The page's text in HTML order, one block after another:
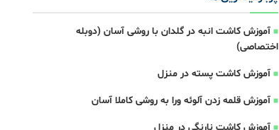
آموزش کاشت انبه در گلدان با روشی آسان (دوبله
اختصاصی)
آموزش کاشت پسته در منزل
آموزش قلمه زدن آلوئه ورا به روشی کاملا آسان